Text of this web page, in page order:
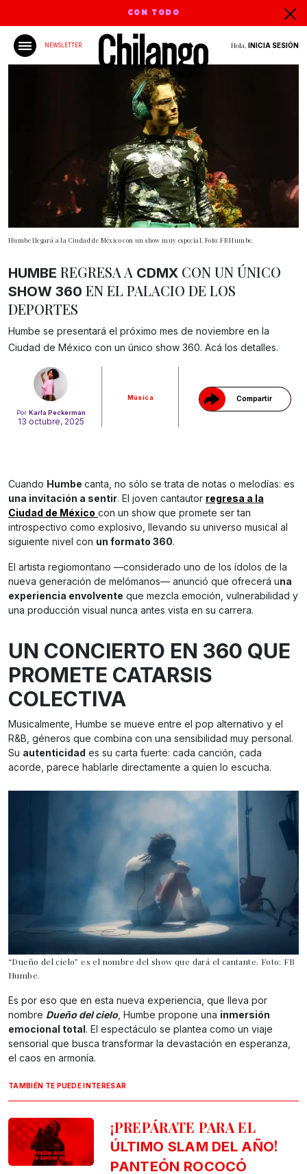
CON TODO
NEWSLETTER Hola, INICIA SESIÓN
Humbe llegará a la Ciudad de México con un show muy especial. Foto: FB Humbe.
Por Karla Peckerman
13 octubre, 2025
Música Compartir
Gracias!
HUMBE REGRESA A CDMX CON UN ÚNICO
SHOW 360 EN EL PALACIO DE LOS
DEPORTES
Humbe se presentará el próximo mes de noviembre en la
Ciudad de México con un único show 360. Acá los detalles.
Cuando Humbe canta, no sólo se trata de notas o melodías: es
una invitación a sentir. El joven cantautor regresa a la
Ciudad de México con un show que promete ser tan
introspectivo como explosivo, llevando su universo musical al
siguiente nivel con un formato 360.
El artista regiomontano —considerado uno de los ídolos de la
nueva generación de melómanos— anunció que ofrecerá una
experiencia envolvente que mezcla emoción, vulnerabilidad y
una producción visual nunca antes vista en su carrera.
UN CONCIERTO EN 360 QUE
PROMETE CATARSIS
COLECTIVA
Musicalmente, Humbe se mueve entre el pop alternativo y el
R&B, géneros que combina con una sensibilidad muy personal.
Su autenticidad es su carta fuerte: cada canción, cada
acorde, parece hablarle directamente a quien lo escucha.
“Dueño del cielo” es el nombre del show que dará el cantante. Foto: FB
Humbe.
Es por eso que en esta nueva experiencia, que lleva por
nombre Dueño del cielo , Humbe propone una inmersión
emocional total. El espectáculo se plantea como un viaje
sensorial que busca transformar la devastación en esperanza,
el caos en armonía.
TAMBIÉN TE PUEDE INTERESAR
¡PREPÁRATE PARA EL
ÚLTIMO SLAM DEL AÑO!
PANTEÓN ROCOCÓ